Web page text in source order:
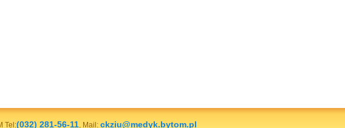
Tel:(032) 281-56-11, Mail: ckziu@medyk.bytom.pl